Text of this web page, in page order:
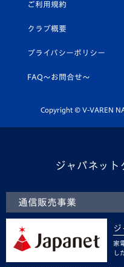
平和祈念活動
ホームタウン活動
スクール
ヴィヴィくんインスタグ
公式LINE＠
ご利用規約
クラブ概要
プライバシーポリシー
FAQ〜お問合せ〜
Copyright © V-VAREN
ジャパネット
通信販売事業
ジ
家
し